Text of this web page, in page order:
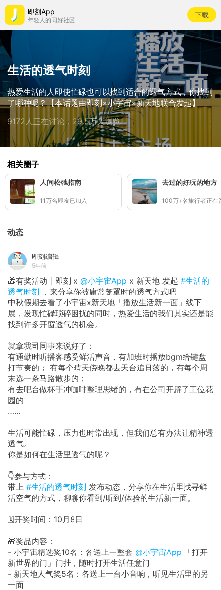
即刻App
年轻人的同好社区
下载
生活的透气时刻
热爱生活的人即使忙碌也可以找到适合的透气方式，你找到
了哪种呢？【本话题由即刻×小宇宙×新天地联合发起】
9172人正在讨论，29.5万人浏览
相关圈子
人间松弛指南
11万名即友已加入
去过的好玩的地方
动态
即刻编辑
5年前
🎁有奖活动丨即刻 x @小宇宙App x 新天地 发起 #生活的
透气时刻
，来分享你被庸常笼罩时的透气方式吧
中秋假期去看了小宇宙x新天地「播放生活新一面」线下
展，发现忙碌琐碎困扰的同时，热爱生活的我们其实还是能
找到许多开窗透气的机会。
就拿我司同事来说好了：
有通勤时听播客感受鲜活声音，有加班时播放bgm给键盘
打节奏的； 有每个晴天傍晚都去天台追日落的，有每个周
末选一条马路散步的；
有去吧台做杯手冲咖啡整理思绪的，有在公司开辟了工位花
园的
……
生活可能忙碌，压力也时常出现，但我们总有办法让精神透
透气。
你是如何在生活里透气的呢？
👇参与方式：
带上 #生活的透气时刻 发布动态，分享你在生活里找寻鲜
活空气的方式，聊聊你看到/听到/体验的生活新一面。
🗓开奖时间：10月8日
🎁奖品内容：
- 小宇宙精选奖10名：各送上一整套 @小宇宙App
「打开
新世界的门」门挂，随时打开生活任意门
- 新天地人气奖5名：各送上一台小音响，听见生活里的另
一面